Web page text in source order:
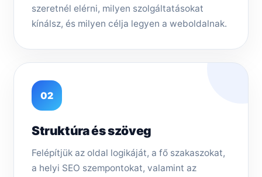
szeretnél elérni, milyen szolgáltatásokat
kínálsz, és milyen célja legyen a weboldalnak.
02
Struktúra és szöveg
Felépítjük az oldal logikáját, a fő szakaszokat,
a helyi SEO szempontokat, valamint az